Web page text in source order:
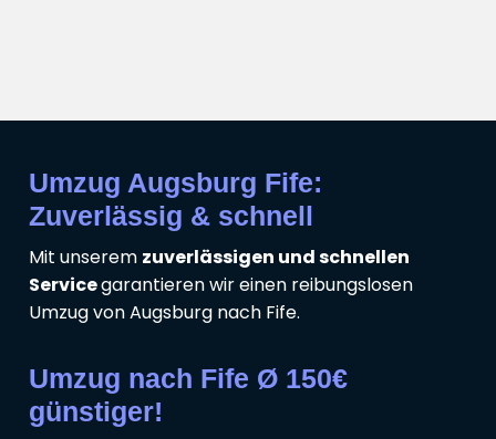
Umzug Augsburg Fife:
Zuverlässig & schnell
Mit unserem zuverlässigen und schnellen
Servicegarantieren wir einen reibungslosen
Umzug von Augsburg nach Fife.
Umzug nach Fife Ø 150€
günstiger!